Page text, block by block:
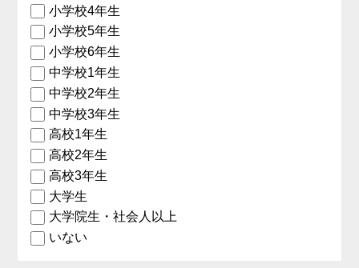
小学校4年生
小学校5年生
小学校6年生
中学校1年生
中学校2年生
中学校3年生
高校1年生
高校2年生
高校3年生
大学生
大学院生・社会人以上
いない